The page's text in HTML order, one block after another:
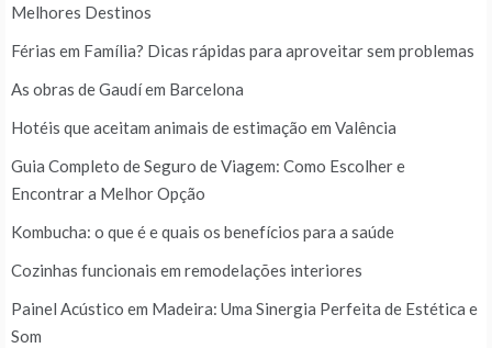
Melhores Destinos
Férias em Família? Dicas rápidas para aproveitar sem problemas
As obras de Gaudí em Barcelona
Hotéis que aceitam animais de estimação em Valência
Guia Completo de Seguro de Viagem: Como Escolher e
Encontrar a Melhor Opção
Kombucha: o que é e quais os benefícios para a saúde
Cozinhas funcionais em remodelações interiores
Painel Acústico em Madeira: Uma Sinergia Perfeita de Estética e
Som